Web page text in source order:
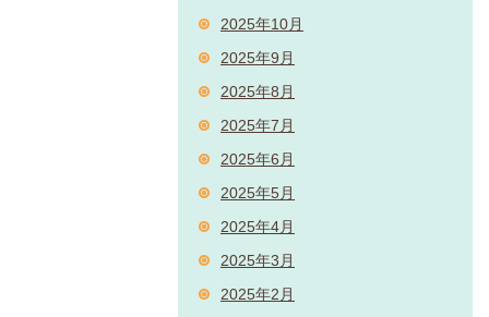
2025年10月
2025年9月
2025年8月
2025年7月
2025年6月
2025年5月
2025年4月
2025年3月
2025年2月